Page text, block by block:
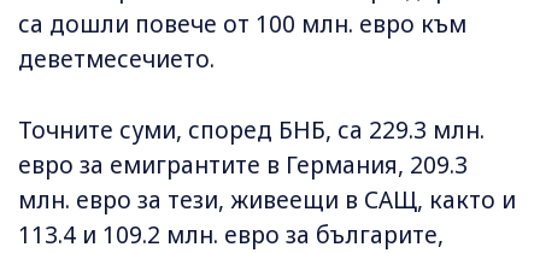
са дошли повече от 100 млн. евро към
деветмесечието.
Точните суми, според БНБ, са 229.3 млн.
евро за емигрантите в Германия, 209.3
млн. евро за тези, живеещи в САЩ, както и
113.4 и 109.2 млн. евро за българите,